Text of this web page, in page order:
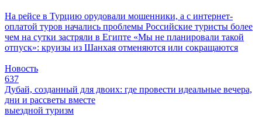
На рейсе в Турцию орудовали мошенники, а с интернет-
оплатой туров начались проблемы Российские туристы более
чем на сутки застряли в Египте «Мы не планировали такой
отпуск»: круизы из Шанхая отменяются или сокращаются
Новость
637
Дубай, созданный для двоих: где провести идеальные вечера,
дни и рассветы вместе
выездной туризм